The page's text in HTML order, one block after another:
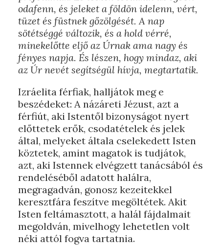
odafenn, és jeleket a földön idelenn, vért,
tüzet és füstnek gőzölgését. A nap
sötétséggé változik, és a hold vérré,
minekelőtte eljő az Úrnak ama nagy és
fényes napja. És lészen, hogy mindaz, aki
az Úr nevét segítségül hívja, megtartatik.
Izráelita férfiak, halljátok meg e
beszédeket: A názáreti Jézust, azt a
férfiút, aki Istentől bizonyságot nyert
előttetek erők, csodatételek és jelek
által, melyeket általa cselekedett Isten
köztetek, amint magatok is tudjátok,
azt, aki Istennek elvégzett tanácsából és
rendeléséből adatott halálra,
megragadván, gonosz kezeitekkel
keresztfára feszítve megöltétek. Akit
Isten feltámasztott, a halál fájdalmait
megoldván, mivelhogy lehetetlen volt
néki attól fogva tartatnia.